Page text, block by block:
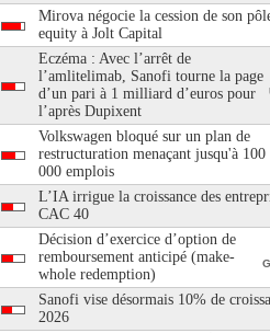
Mirova négocie la cession de son
equity à Jolt Capital
Eczéma : Avec l’arrêt de
l’amlitelimab, Sanofi tourne la page
d’un pari à 1 milliard d’euros pour
l’après Dupixent
Volkswagen bloqué sur un plan de
restructuration menaçant jusqu'à 100
000 emplois
L’IA irrigue la croissance des
CAC 40
Décision d’exercice d’option de
remboursement anticipé (make-
whole redemption)
Sanofi vise désormais 10% de
2026